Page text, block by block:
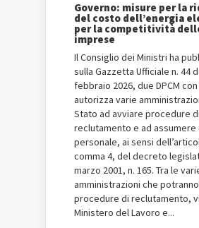
Governo: misure per la
del costo dell’energia
per la competitività
imprese
Il Consiglio dei Ministri ha
sulla Gazzetta Ufficiale n. 44
febbraio 2026, due DPCM
autorizza varie
Stato ad avviare procedure di
reclutamento e ad assumere
personale, ai sensi
comma 4, del decreto
marzo 2001, n. 165. Tra le
amministrazioni che
procedure di reclutamento,
Ministero del Lavoro e...